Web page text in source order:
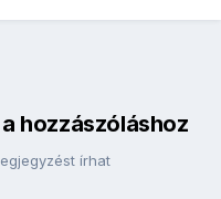
hozzászóláshoz
írhat